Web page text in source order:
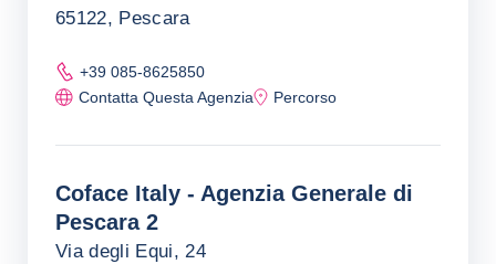
65122, Pescara
+39 085-8625850
Contatta Questa Agenzia
Percorso
Coface Italy - Agenzia Generale di
Pescara 2
Via degli Equi, 24